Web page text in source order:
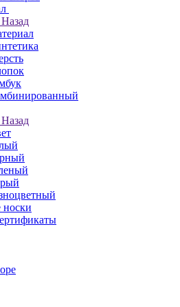
Назад
Назад
носки